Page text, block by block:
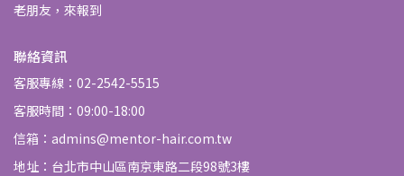
老朋友，來報到
聯絡資訊
客服專線：02-2542-5515
客服時間：09:00-18:00
信箱：admins@mentor-hair.com.tw
地址：台北市中山區南京東路二段98號3樓